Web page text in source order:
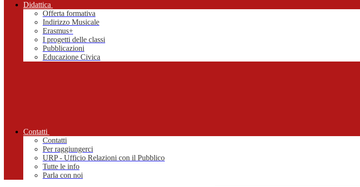
Didattica
Offerta formativa
Indirizzo Musicale
Erasmus+
I progetti delle classi
Pubblicazioni
Educazione Civica
Contatti
Contatti
Per raggiungerci
URP - Ufficio Relazioni con il Pubblico
Tutte le info
Parla con noi